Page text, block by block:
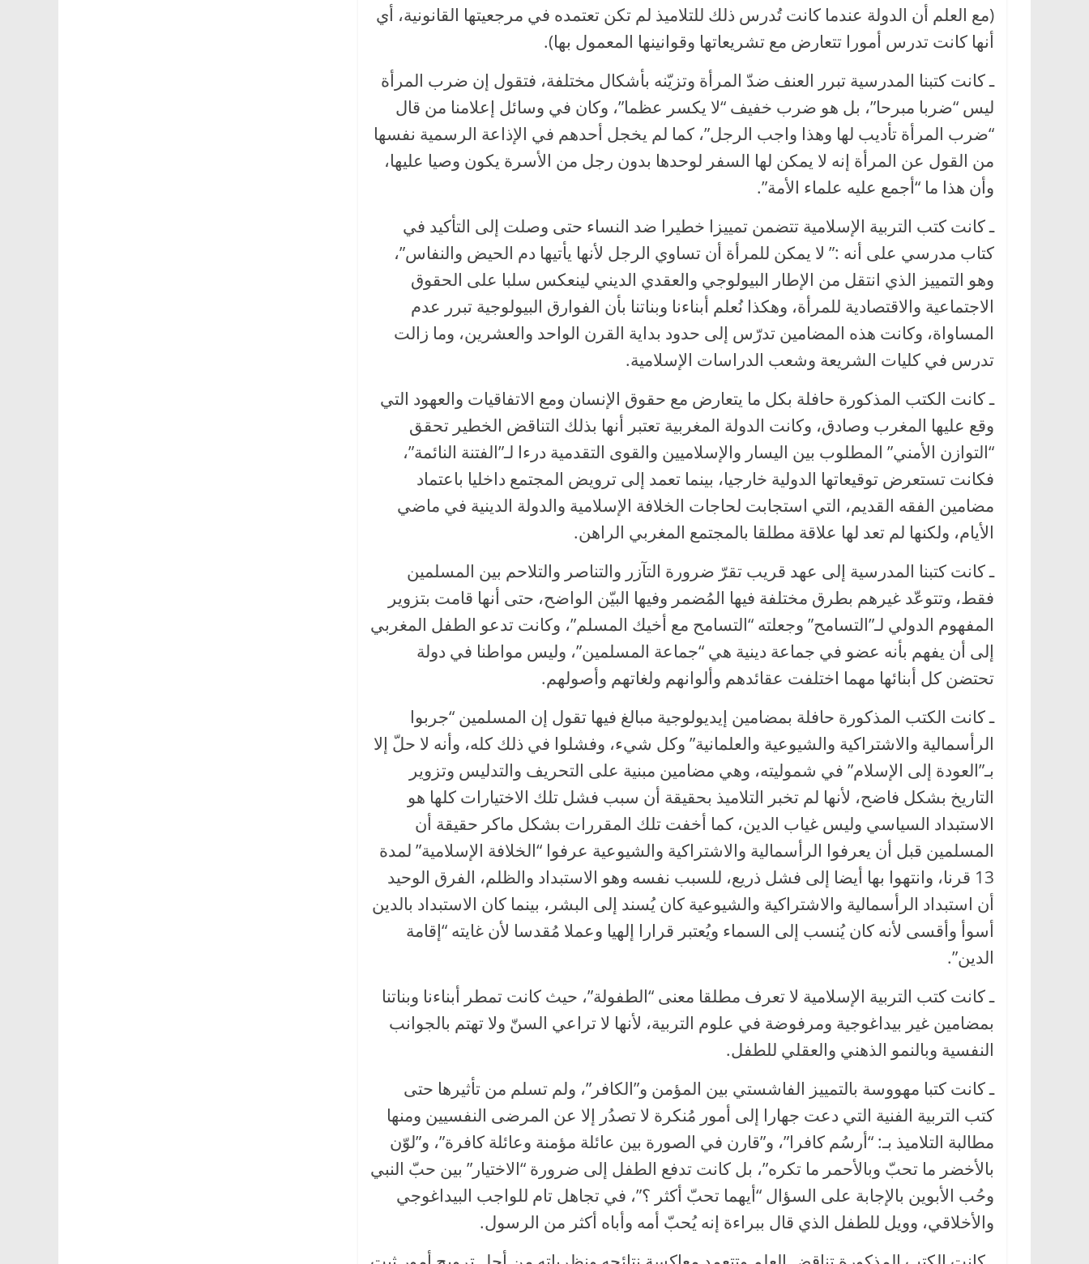
(مع العلم أن الدولة عندما كانت تُدرس ذلك للتلاميذ لم تكن تعتمده في مرجعيتها القانونية، أي
أنها كانت تدرس أمورا تتعارض مع تشريعاتها وقوانينها المعمول بها).
ـ كانت كتبنا المدرسية تبرر العنف ضدّ المرأة وتزيّنه بأشكال مختلفة، فتقول إن ضرب المرأة
ليس “ضربا مبرحا”، بل هو ضرب خفيف “لا يكسر عظما”، وكان في وسائل إعلامنا من قال
“ضرب المرأة تأديب لها وهذا واجب الرجل”، كما لم يخجل أحدهم في الإذاعة الرسمية نفسها
من القول عن المرأة إنه لا يمكن لها السفر لوحدها بدون رجل من الأسرة يكون وصيا عليها،
وأن هذا ما “أجمع عليه علماء الأمة”.
ـ كانت كتب التربية الإسلامية تتضمن تمييزا خطيرا ضد النساء حتى وصلت إلى التأكيد في
كتاب مدرسي على أنه :” لا يمكن للمرأة أن تساوي الرجل لأنها يأتيها دم الحيض والنفاس”،
وهو التمييز الذي انتقل من الإطار البيولوجي والعقدي الديني لينعكس سلبا على الحقوق
الاجتماعية والاقتصادية للمرأة، وهكذا نُعلم أبناءنا وبناتنا بأن الفوارق البيولوجية تبرر عدم
المساواة، وكانت هذه المضامين تدرّس إلى حدود بداية القرن الواحد والعشرين، وما زالت
تدرس في كليات الشريعة وشعب الدراسات الإسلامية.
ـ كانت الكتب المذكورة حافلة بكل ما يتعارض مع حقوق الإنسان ومع الاتفاقيات والعهود التي
وقع عليها المغرب وصادق، وكانت الدولة المغربية تعتبر أنها بذلك التناقض الخطير تحقق
“التوازن الأمني” المطلوب بين اليسار والإسلاميين والقوى التقدمية درءا لـ”الفتنة النائمة”،
فكانت تستعرض توقيعاتها الدولية خارجيا، بينما تعمد إلى ترويض المجتمع داخليا باعتماد
مضامين الفقه القديم، التي استجابت لحاجات الخلافة الإسلامية والدولة الدينية في ماضي
الأيام، ولكنها لم تعد لها علاقة مطلقا بالمجتمع المغربي الراهن.
ـ كانت كتبنا المدرسية إلى عهد قريب تقرّ ضرورة التآزر والتناصر والتلاحم بين المسلمين
فقط، وتتوعّد غيرهم بطرق مختلفة فيها المُضمر وفيها البيّن الواضح، حتى أنها قامت بتزوير
المفهوم الدولي لـ”التسامح” وجعلته “التسامح مع أخيك المسلم”، وكانت تدعو الطفل المغربي
إلى أن يفهم بأنه عضو في جماعة دينية هي “جماعة المسلمين”، وليس مواطنا في دولة
تحتضن كل أبنائها مهما اختلفت عقائدهم وألوانهم ولغاتهم وأصولهم.
ـ كانت الكتب المذكورة حافلة بمضامين إيديولوجية مبالغ فيها تقول إن المسلمين “جربوا
الرأسمالية والاشتراكية والشيوعية والعلمانية” وكل شيء، وفشلوا في ذلك كله، وأنه لا حلّ إلا
بـ”العودة إلى الإسلام” في شموليته، وهي مضامين مبنية على التحريف والتدليس وتزوير
التاريخ بشكل فاضح، لأنها لم تخبر التلاميذ بحقيقة أن سبب فشل تلك الاختيارات كلها هو
الاستبداد السياسي وليس غياب الدين، كما أخفت تلك المقررات بشكل ماكر حقيقة أن
المسلمين قبل أن يعرفوا الرأسمالية والاشتراكية والشيوعية عرفوا “الخلافة الإسلامية” لمدة
13 قرنا، وانتهوا بها أيضا إلى فشل ذريع، للسبب نفسه وهو الاستبداد والظلم، الفرق الوحيد
أن استبداد الرأسمالية والاشتراكية والشيوعية كان يُسند إلى البشر، بينما كان الاستبداد بالدين
أسوأ وأقسى لأنه كان يُنسب إلى السماء ويُعتبر قرارا إلهيا وعملا مُقدسا لأن غايته “إقامة
الدين”.
ـ كانت كتب التربية الإسلامية لا تعرف مطلقا معنى “الطفولة”، حيث كانت تمطر أبناءنا وبناتنا
بمضامين غير بيداغوجية ومرفوضة في علوم التربية، لأنها لا تراعي السنّ ولا تهتم بالجوانب
النفسية وبالنمو الذهني والعقلي للطفل.
ـ كانت كتبا مهووسة بالتمييز الفاشستي بين المؤمن و”الكافر”، ولم تسلم من تأثيرها حتى
كتب التربية الفنية التي دعت جهارا إلى أمور مُنكرة لا تصدُر إلا عن المرضى النفسيين ومنها
مطالبة التلاميذ بـ: “أرسُم كافرا”، و”قارن في الصورة بين عائلة مؤمنة وعائلة كافرة”، و”لوّن
بالأخضر ما تحبّ وبالأحمر ما تكره”، بل كانت تدفع الطفل إلى ضرورة “الاختيار” بين حبّ النبي
وحُب الأبوين بالإجابة على السؤال “أيهما تحبّ أكثر ؟”، في تجاهل تام للواجب البيداغوجي
والأخلاقي، وويل للطفل الذي قال ببراءة إنه يُحبّ أمه وأباه أكثر من الرسول.